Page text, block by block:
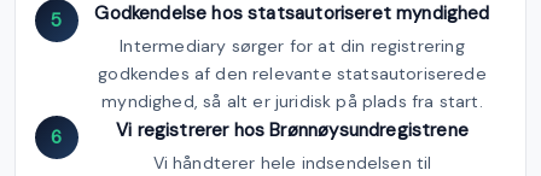
5 Godkendelse hos statsautoriseret myndighed
Intermediary sørger for at din registrering
godkendes af den relevante statsautoriserede
myndighed, så alt er juridisk på plads fra start.
6 Vi registrerer hos Brønnøysundregistrene
Vi håndterer hele indsendelsen til